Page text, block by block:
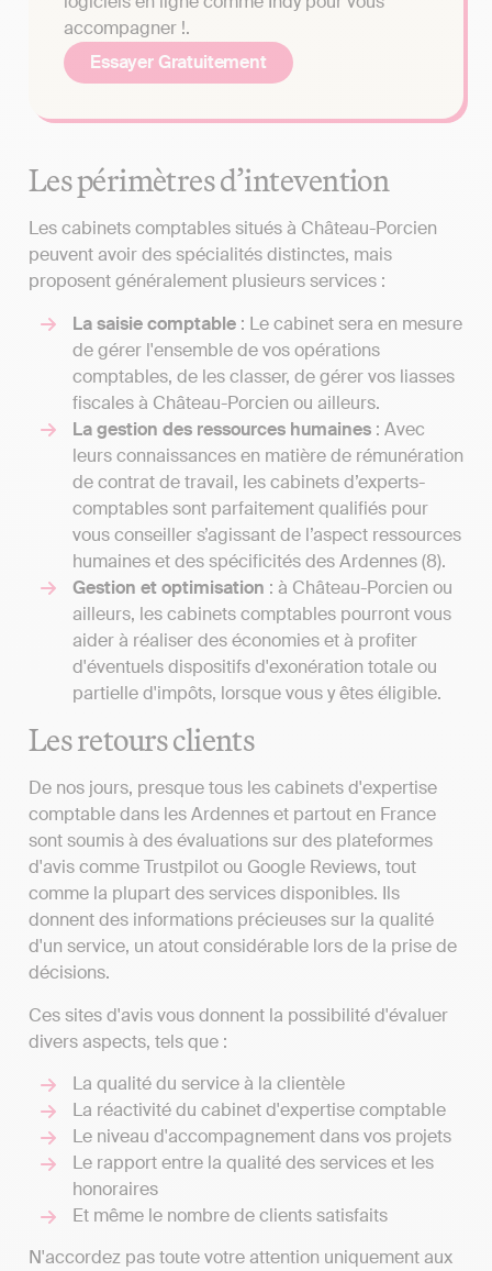
accompagner !.
Essayer Gratuitement
Les périmètres d’intevention
Les cabinets comptables situés à Château-Porcien
peuvent avoir des spécialités distinctes, mais
proposent généralement plusieurs services :
La saisie comptable : Le cabinet sera en mesure
de gérer l'ensemble de vos opérations
comptables, de les classer, de gérer vos liasses
fiscales à Château-Porcien ou ailleurs.
La gestion des ressources humaines : Avec
leurs connaissances en matière de rémunération
de contrat de travail, les cabinets d’experts-
comptables sont parfaitement qualifiés pour
vous conseiller s’agissant de l’aspect ressources
humaines et des spécificités des Ardennes (8).
Gestion et optimisation : à Château-Porcien ou
ailleurs, les cabinets comptables pourront vous
aider à réaliser des économies et à profiter
d'éventuels dispositifs d'exonération totale ou
partielle d'impôts, lorsque vous y êtes éligible.
Les retours clients
De nos jours, presque tous les cabinets d'expertise
comptable dans les Ardennes et partout en France
sont soumis à des évaluations sur des plateformes
d'avis comme Trustpilot ou Google Reviews, tout
comme la plupart des services disponibles. Ils
donnent des informations précieuses sur la qualité
d'un service, un atout considérable lors de la prise de
décisions.
Ces sites d'avis vous donnent la possibilité d'évaluer
divers aspects, tels que :
La qualité du service à la clientèle
La réactivité du cabinet d'expertise comptable
Le niveau d'accompagnement dans vos projets
Le rapport entre la qualité des services et les
honoraires
Et même le nombre de clients satisfaits
N'accordez pas toute votre attention uniquement aux